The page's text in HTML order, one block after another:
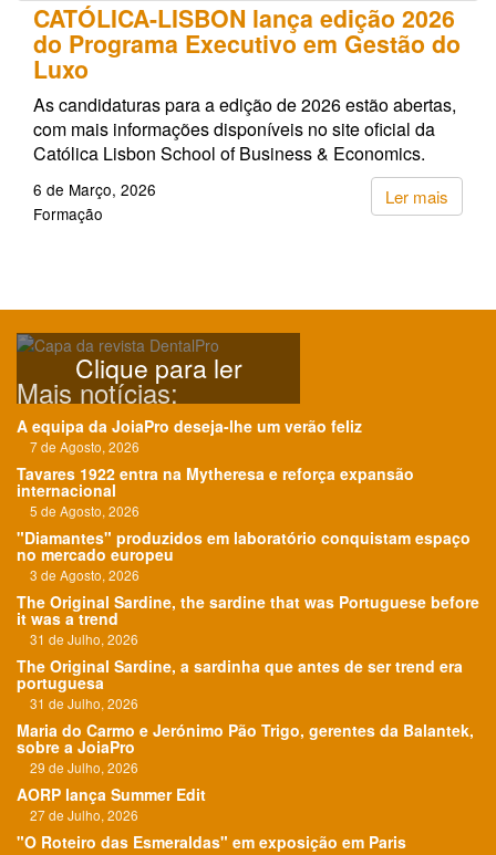
CATÓLICA-LISBON lança edição 2026
do Programa Executivo em Gestão do
Luxo
As candidaturas para a edição de 2026 estão abertas,
com mais informações disponíveis no site oficial da
Católica Lisbon School of Business & Economics.
Ler mais
6 de Março, 2026
Formação
Clique para ler
Mais notícias:
A equipa da JoiaPro deseja-lhe um verão feliz
7 de Agosto, 2026
Tavares 1922 entra na Mytheresa e reforça expansão
internacional
5 de Agosto, 2026
"Diamantes" produzidos em laboratório conquistam espaço
no mercado europeu
3 de Agosto, 2026
The Original Sardine, the sardine that was Portuguese before
it was a trend
31 de Julho, 2026
The Original Sardine, a sardinha que antes de ser trend era
portuguesa
31 de Julho, 2026
Maria do Carmo e Jerónimo Pão Trigo, gerentes da Balantek,
sobre a JoiaPro
29 de Julho, 2026
AORP lança Summer Edit
27 de Julho, 2026
"O Roteiro das Esmeraldas" em exposição em Paris